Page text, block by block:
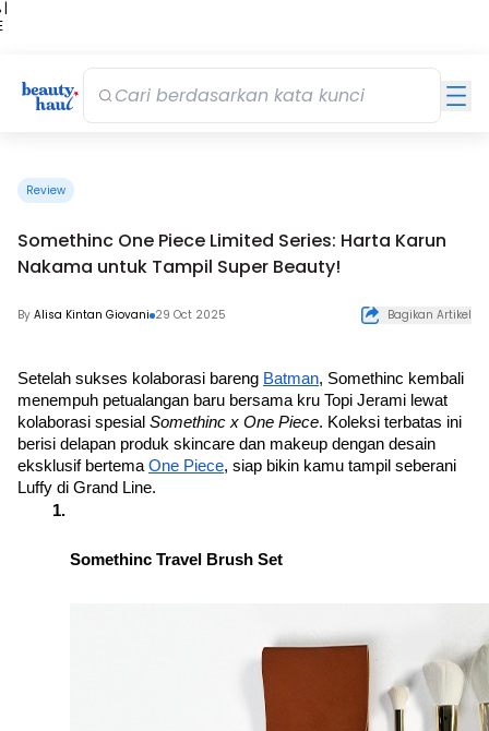
|
Review
Somethinc One Piece Limited Series: Harta Karun
Nakama untuk Tampil Super Beauty!
By Alisa Kintan Giovani 29 Oct 2025 Bagikan Artikel
Setelah sukses kolaborasi bareng Batman, Somethinc kembali
menempuh petualangan baru bersama kru Topi Jerami lewat
kolaborasi spesial Somethinc x One Piece. Koleksi terbatas ini
berisi delapan produk skincare dan makeup dengan desain
eksklusif bertema One Piece, siap bikin kamu tampil seberani
Luffy di Grand Line.
Somethinc Travel Brush Set